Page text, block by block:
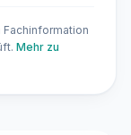
Mehr zu